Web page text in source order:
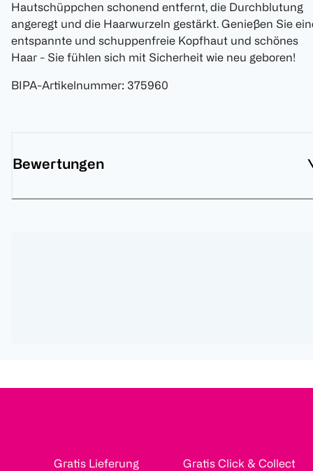
Hautschüppchen schonend entfernt, die Durchblutung
angeregt und die Haarwurzeln gestärkt. Genießen Sie
entspannte und schuppenfreie Kopfhaut und schönes
Haar - Sie fühlen sich mit Sicherheit wie neu geboren!
BIPA-Artikelnummer: 375960
Bewertungen
Gratis Lieferung
Gratis Click & Collect